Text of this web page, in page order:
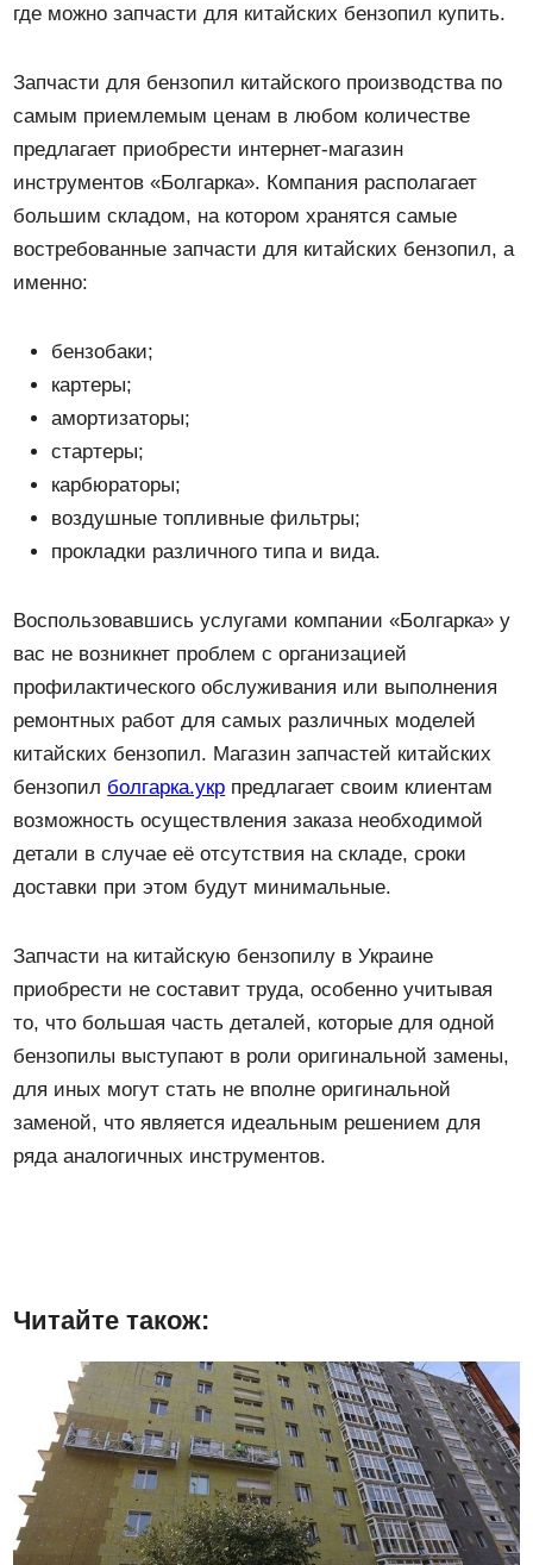
где можно запчасти для китайских бензопил купить.
Запчасти для бензопил китайского производства по
самым приемлемым ценам в любом количестве
предлагает приобрести интернет-магазин
инструментов «Болгарка». Компания располагает
большим складом, на котором хранятся самые
востребованные запчасти для китайских бензопил, а
именно:
бензобаки;
картеры;
амортизаторы;
стартеры;
карбюраторы;
воздушные топливные фильтры;
прокладки различного типа и вида.
Воспользовавшись услугами компании «Болгарка» у
вас не возникнет проблем с организацией
профилактического обслуживания или выполнения
ремонтных работ для самых различных моделей
китайских бензопил. Магазин запчастей китайских
бензопил болгарка.укр предлагает своим клиентам
возможность осуществления заказа необходимой
детали в случае её отсутствия на складе, сроки
доставки при этом будут минимальные.
Запчасти на китайскую бензопилу в Украине
приобрести не составит труда, особенно учитывая
то, что большая часть деталей, которые для одной
бензопилы выступают в роли оригинальной замены,
для иных могут стать не вполне оригинальной
заменой, что является идеальным решением для
ряда аналогичных инструментов.
Читайте також: